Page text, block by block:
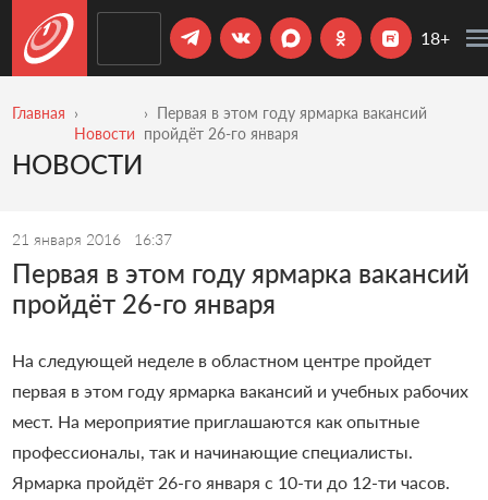
18+
Главная
Новости
Первая в этом году ярмарка вакансий
пройдёт 26-го января
НОВОСТИ
21 января 2016 16:37
Первая в этом году ярмарка вакансий
пройдёт 26-го января
На следующей неделе в областном центре пройдет
первая в этом году ярмарка вакансий и учебных рабочих
мест. На мероприятие приглашаются как опытные
профессионалы, так и начинающие специалисты.
Ярмарка пройдёт 26-го января с 10-ти до 12-ти часов.